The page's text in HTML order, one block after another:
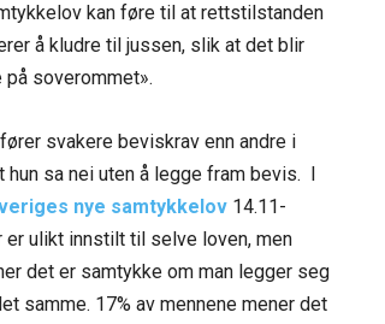
kan føre til at rettstilstanden
å kludre til jussen, slik at det blir
soverommet».
svakere beviskrav enn andre i
sa nei uten å legge fram bevis. I
nye samtykkelov 14.11-
er ulikt innstilt til selve loven, men
det er samtykke om man legger seg
samme. 17% av mennene mener det